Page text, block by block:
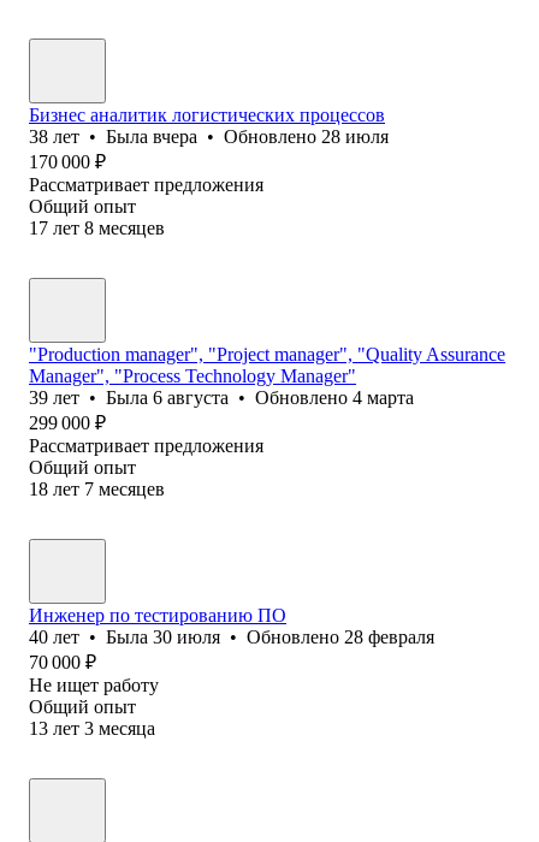
Бизнес аналитик логистических процессов
38 лет • Была вчера • Обновлено 28 июля
170 000 ₽
Рассматривает предложения
Общий опыт
17 лет 8 месяцев
"Production manager", "Project manager", "Quality Assurance
Manager", "Process Technology Manager"
39 лет • Была 6 августа • Обновлено 4 марта
299 000 ₽
Рассматривает предложения
Общий опыт
18 лет 7 месяцев
Инженер по тестированию ПО
40 лет • Была 30 июля • Обновлено 28 февраля
70 000 ₽
Не ищет работу
Общий опыт
13 лет 3 месяца